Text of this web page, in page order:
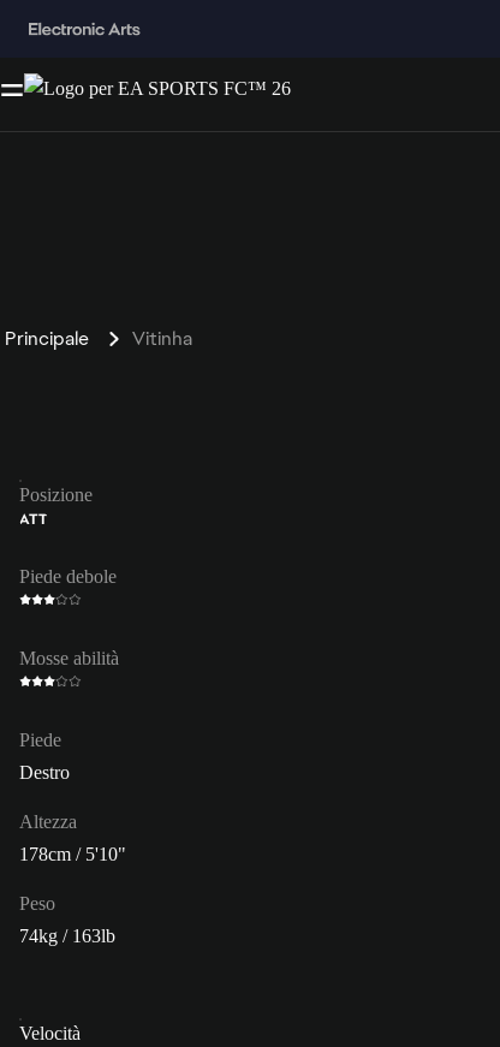
Principale Vitinha
Posizione
ATT
Piede debole
Mosse abilità
Piede
Destro
Altezza
178cm / 5'10"
Peso
74kg / 163lb
Velocità